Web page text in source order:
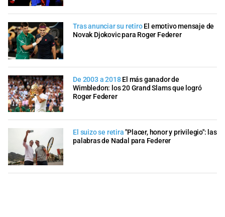
Tras anunciar su retiro El emotivo mensaje de
Novak Djokovic para Roger Federer
De 2003 a 2018 El más ganador de
Wimbledon: los 20 Grand Slams que logró
Roger Federer
El suizo se retira "Placer, honor y privilegio": las
palabras de Nadal para Federer